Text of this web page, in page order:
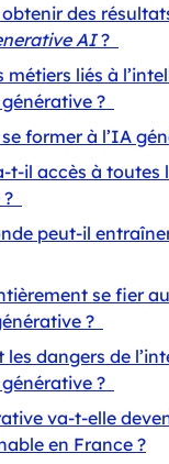
des
AI?
métiers liés à
?
former à l’IA
t-il accès à toutes
peut-il
se fier
?
les dangers de
?
va-t-elle
en France ?